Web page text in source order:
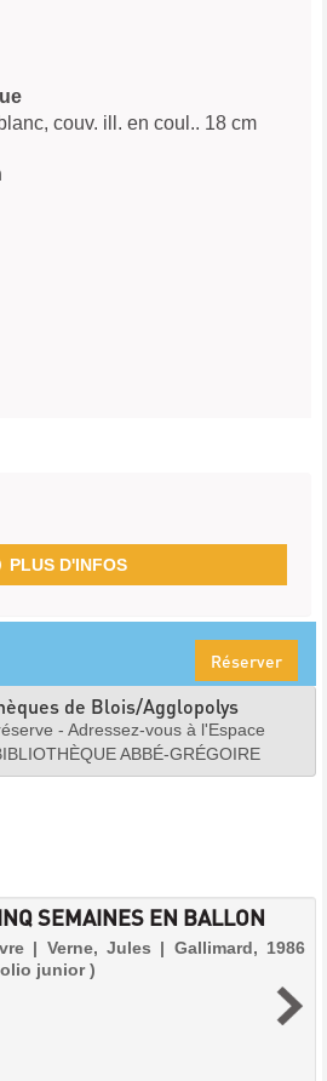
couv. ill. en coul.. 18 cm
PLUS D'INFOS
Réserver
de Blois/Agglopolys
- Adressez-vous à l'Espace
ABBÉ-GRÉGOIRE
SEMAINES EN BALLON
| Verne, Jules | Gallimard, 1986
junior )